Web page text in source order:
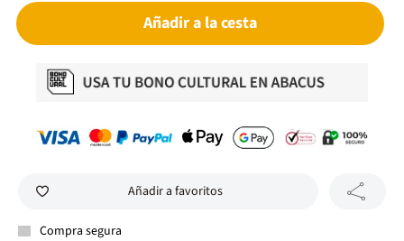
Añadir a la cesta
Añadir a favoritos
Compra segura